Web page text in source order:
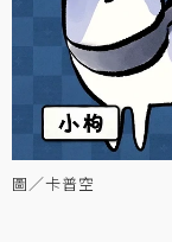
圖／卡普空